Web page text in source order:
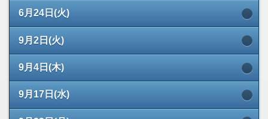
6月24日(火)
9月2日(火)
9月4日(木)
9月17日(水)